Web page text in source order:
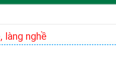
làng nghề